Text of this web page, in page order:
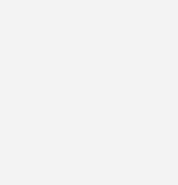
a abgewälzt. Die tatsächlichen
liegen dann aber noch höher, weil
nur 90 % ihrer Mehrkosten
bis März 2024 also für die
24 gelten. Aktuell läuft es wohl
ab dem 1. Oktober 2022 hinaus.
und Wasserwirtschaft (BDEW) hat
der Kosten eine zeitliche Streckung